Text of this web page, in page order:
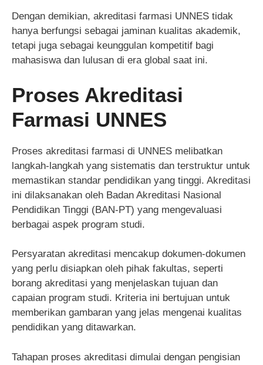
Dengan demikian, akreditasi farmasi UNNES tidak
hanya berfungsi sebagai jaminan kualitas akademik,
tetapi juga sebagai keunggulan kompetitif bagi
mahasiswa dan lulusan di era global saat ini.
Proses Akreditasi
Farmasi UNNES
Proses akreditasi farmasi di UNNES melibatkan
langkah-langkah yang sistematis dan terstruktur untuk
memastikan standar pendidikan yang tinggi. Akreditasi
ini dilaksanakan oleh Badan Akreditasi Nasional
Pendidikan Tinggi (BAN-PT) yang mengevaluasi
berbagai aspek program studi.
Persyaratan akreditasi mencakup dokumen-dokumen
yang perlu disiapkan oleh pihak fakultas, seperti
borang akreditasi yang menjelaskan tujuan dan
capaian program studi. Kriteria ini bertujuan untuk
memberikan gambaran yang jelas mengenai kualitas
pendidikan yang ditawarkan.
Tahapan proses akreditasi dimulai dengan pengisian